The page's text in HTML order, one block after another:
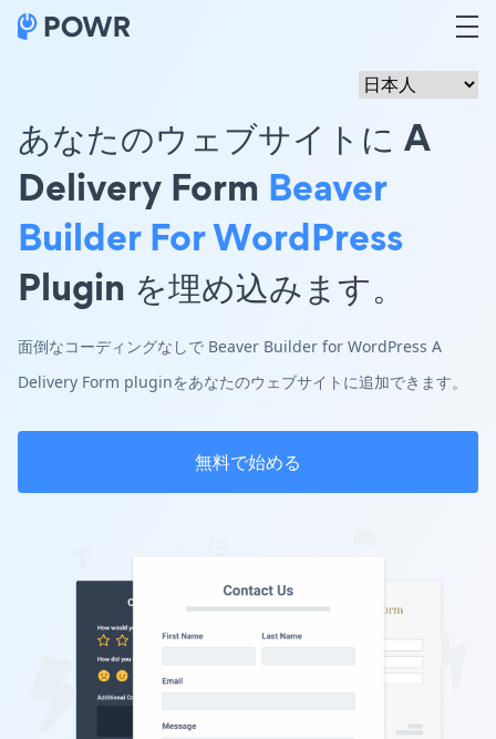
あなたのウェブサイトに A
Delivery Form Beaver
Builder For WordPress
Plugin を埋め込みます。
面倒なコーディングなしで Beaver Builder for WordPress A
Delivery Form pluginをあなたのウェブサイトに追加できます。
無料で始める